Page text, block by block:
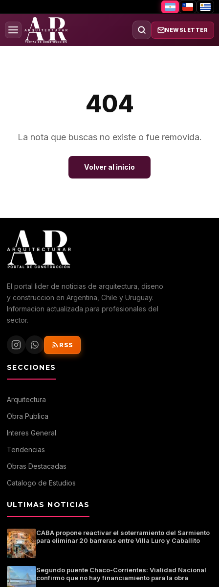
NEWSLETTER
404
La nota que buscas no existe o fue removida.
Volver al inicio
El portal lider de noticias de arquitectura, diseno
y construccion en Argentina, Chile y Uruguay.
Informacion actualizada para profesionales del
sector.
RSS
SECCIONES
Arquitectura
Obra Publica
Interes General
Tendencias
Obras Destacadas
Catalogo de Estudios
ULTIMAS NOTICIAS
CABA propone reactivar el soterramiento del Sarmiento
para eliminar 20 barreras entre Villa Luro y Caballito
Segundo puente Chaco-Corrientes: Vialidad Nacional
confirmó que no hay financiamiento para la obra